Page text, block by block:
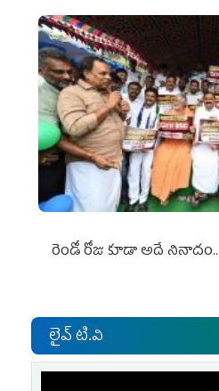
రెండో రోజు కూడా అదే నినాదం..
లైవ్ టి.వి